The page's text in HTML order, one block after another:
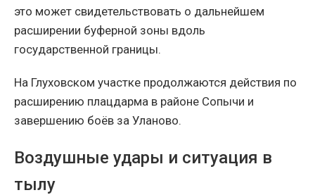
это может свидетельствовать о дальнейшем
расширении буферной зоны вдоль
государственной границы.
На Глуховском участке продолжаются действия по
расширению плацдарма в районе Сопычи и
завершению боёв за Уланово.
Воздушные удары и ситуация в
тылу